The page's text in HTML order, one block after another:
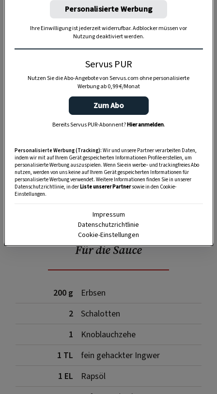
Anzeige
Für die Sauce
200 g
Erbsen
2
Schalotten
1
Knoblauchzehe
1 TL
fein gehackter Ingwer
1 EL
Rapsöl
Personalisierte Werbung
Ihre Einwilligung ist jederzeit widerrufbar. Adblocker müssen vor
Nutzung deaktiviert werden.
Servus PUR
Nutzen Sie die Abo-Angebote von Servus.com ohne personalisierte
Werbung ab 0,99 €/Monat
Zum Abo
Bereits Servus PUR-Abonnent?Hier anmelden.
Personalisierte Werbung (Tracking): Wir und unsere Partner verarbeiten Daten,
indem wir mit auf Ihrem Gerät gespeicherten Informationen Profile erstellen, um
personalisierte Werbung auszuspielen. Wenn Sie ein werbe– und trackingfreies Abo
nutzen, werden von uns keine auf Ihrem Gerät gespeicherten Informationen für
personalisierte Werbung verwendet. Weitere Informationen finden Sie in unserer
Datenschutzrichtlinie, in derListe unserer Partnersowie in den Cookie-
Einstellungen.
Impressum
Datenschutzrichtlinie
Cookie-Einstellungen